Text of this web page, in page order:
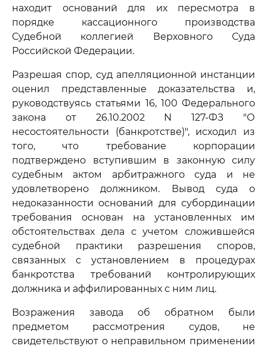
находит оснований для их пересмотра в
порядке кассационного производства
Судебной коллегией Верховного Суда
Российской Федерации.
Разрешая спор, суд апелляционной инстанции
оценил представленные доказательства и,
руководствуясь статьями 16, 100 Федерального
закона от 26.10.2002 N 127-ФЗ "О
несостоятельности (банкротстве)", исходил из
того, что требование корпорации
подтверждено вступившим в законную силу
судебным актом арбитражного суда и не
удовлетворено должником. Вывод суда о
недоказанности оснований для субординации
требования основан на установленных им
обстоятельствах дела с учетом сложившейся
судебной практики разрешения споров,
связанных с установлением в процедурах
банкротства требований контролирующих
должника и аффилированных с ним лиц.
Возражения завода об обратном были
предметом рассмотрения судов, не
свидетельствуют о неправильном применении